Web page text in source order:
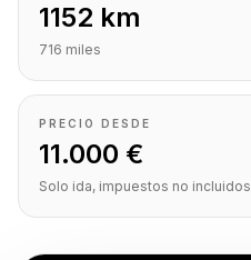
1152 km
716 miles
PRECIO DESDE
11.000 €
Solo ida, impuestos no incluidos